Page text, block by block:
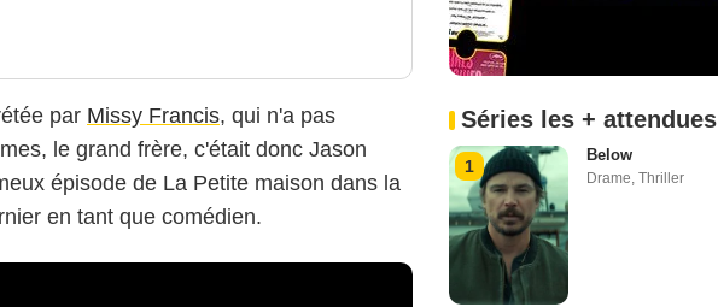
par Missy Francis, qui n'a pas
le grand frère, c'était donc Jason
épisode de La Petite maison dans la
en tant que comédien.
Séries les + attendues
1
Below
Drame Thriller